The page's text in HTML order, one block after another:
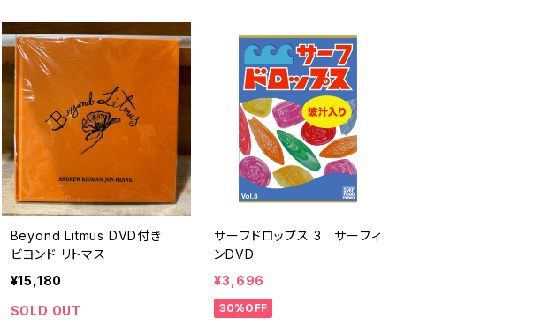
Beyond Litmus DVD付き
ビヨンド リトマス
¥15,180
SOLD OUT
サーフドロップス 3 サーフィ
ンDVD
¥3,696
30%OFF